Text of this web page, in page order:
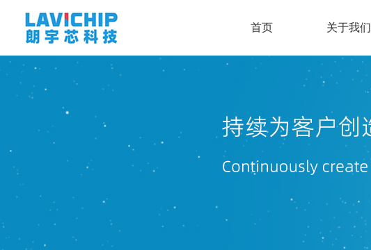
首页 关于我们